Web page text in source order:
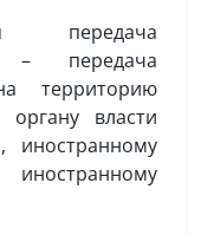
передача
– передача
территорию
органу власти
иностранному